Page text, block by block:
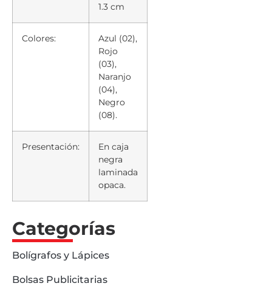
1.3 cm
Colores:
Azul (02),
Rojo
(03),
Naranjo
(04),
Negro
(08).
Presentación:
En caja
negra
laminada
opaca.
Categorías
Bolígrafos y Lápices
Bolsas Publicitarias